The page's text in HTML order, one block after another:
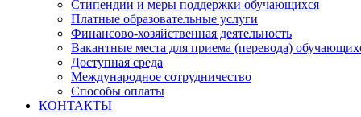
Стипендии и меры поддержки обучающихся
Платные образовательные услуги
Финансово-хозяйственная деятельность
Вакантные места для приема (перевода)
Доступная среда
Международное сотрудничество
Способы оплаты
КОНТАКТЫ